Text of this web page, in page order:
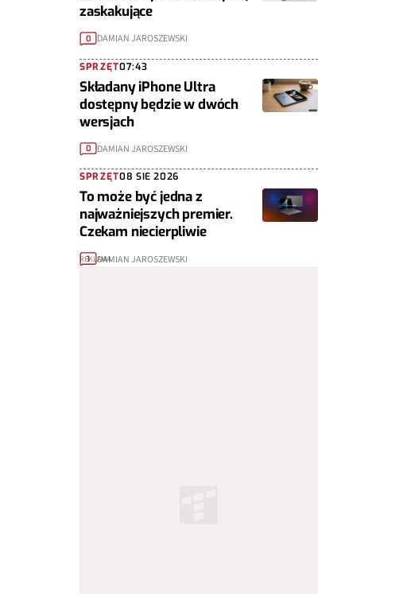
zaskakujące
0 DAMIAN JAROSZEWSKI
SPRZĘT07:43
Składany iPhone Ultra
dostępny będzie w dwóch
wersjach
0 DAMIAN JAROSZEWSKI
SPRZĘT08 SIE 2026
To może być jedna z
najważniejszych premier.
Czekam niecierpliwie
1 DAMIAN JAROSZEWSKI